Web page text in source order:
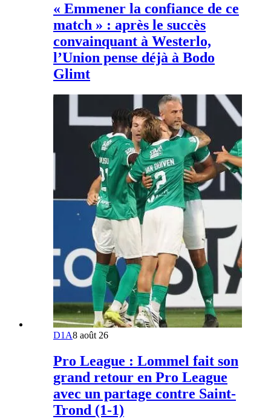
« Emmener la confiance de ce
match » : après le succès
convainquant à Westerlo,
l’Union pense déjà à Bodo
Glimt
D1A8 août 26
Pro League : Lommel fait son
grand retour en Pro League
avec un partage contre Saint-
Trond (1-1)